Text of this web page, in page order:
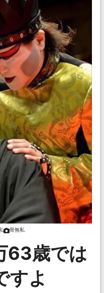
骨無私
63歳では
すよ